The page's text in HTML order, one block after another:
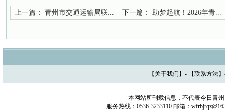
上一篇： 青州市交通运输局联... 下一篇： 助梦起航！2026年青...
【 关于我们 】- 【联系方法
本网站所刊载信息，不代表今日青
服务热线：0536-3233110 邮箱：